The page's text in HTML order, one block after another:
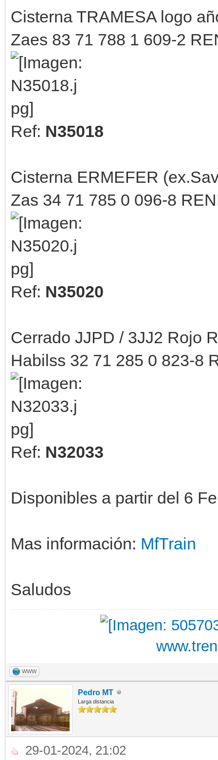
Cisterna TRAMESA logo
Zaes 83 71 788 1 609-2
Ref: N35018
Cisterna ERMEFER
Zas 34 71 785 0 096-8
Ref: N35020
Cerrado JJPD / 3JJ2 Rojo
Habilss 32 71 285 0 823-8
Ref: N32033
Disponibles a partir del 6
Mas información: MfTrain
Saludos
WWW
Pedro MT
Larga distancia
29-01-2024, 21:02